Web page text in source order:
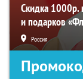
Скидка 1000р.
и подарков
Россия